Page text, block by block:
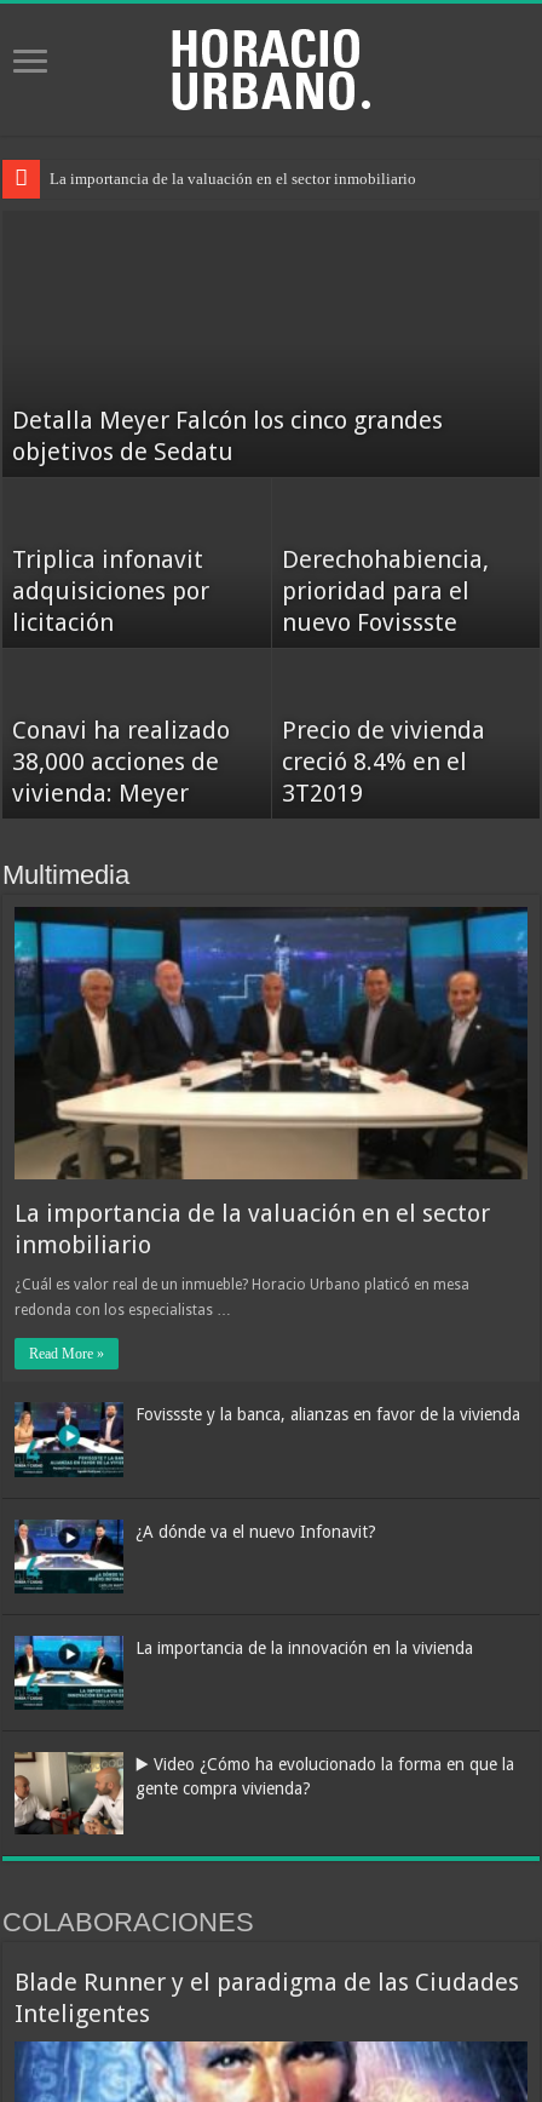
La importancia de la valuación en el sector inmobiliario
Detalla Meyer Falcón los cinco grandes
objetivos de Sedatu
Triplica infonavit
adquisiciones por
licitación
Derechohabiencia,
prioridad para el
nuevo Fovissste
Conavi ha realizado
38,000 acciones de
vivienda: Meyer
Precio de vivienda
creció 8.4% en el
3T2019
Multimedia
La importancia de la valuación en el sector
inmobiliario
¿Cuál es valor real de un inmueble? Horacio Urbano platicó en mesa
redonda con los especialistas …
Read More »
Fovissste y la banca, alianzas en favor de la vivienda
¿A dónde va el nuevo Infonavit?
La importancia de la innovación en la vivienda
▶️ Video ¿Cómo ha evolucionado la forma en que la
gente compra vivienda?
COLABORACIONES
Blade Runner y el paradigma de las Ciudades
Inteligentes